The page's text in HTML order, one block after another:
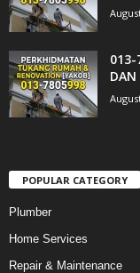
013-
DAN
POPULAR CATEGORY
Plumber
Home Services
Repair & Maintenance